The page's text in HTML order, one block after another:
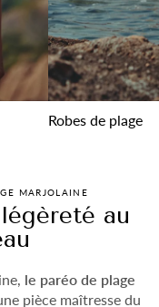
Robes de plage
MARJOLAINE
au
le paréo de plage
pièce maîtresse du